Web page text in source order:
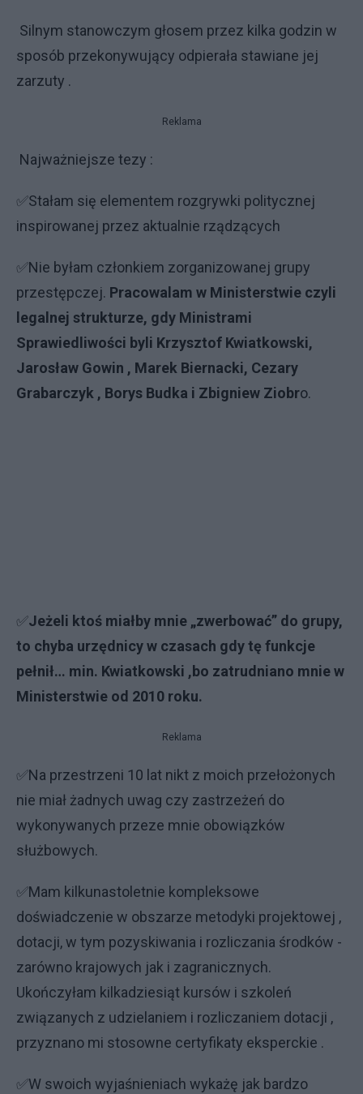
Silnym stanowczym głosem przez kilka godzin w
sposób przekonywujący odpierała stawiane jej
zarzuty .
Reklama
Najważniejsze tezy :
✅Stałam się elementem rozgrywki politycznej
inspirowanej przez aktualnie rządzących
✅Nie byłam członkiem zorganizowanej grupy
przestępczej. Pracowalam w Ministerstwie czyli
legalnej strukturze, gdy Ministrami
Sprawiedliwości byli Krzysztof Kwiatkowski,
Jarosław Gowin , Marek Biernacki, Cezary
Grabarczyk , Borys Budka i Zbigniew Ziobro.
✅Jeżeli ktoś miałby mnie „zwerbować” do grupy,
to chyba urzędnicy w czasach gdy tę funkcje
pełnił… min. Kwiatkowski ,bo zatrudniano mnie w
Ministerstwie od 2010 roku.
Reklama
✅Na przestrzeni 10 lat nikt z moich przełożonych
nie miał żadnych uwag czy zastrzeżeń do
wykonywanych przeze mnie obowiązków
służbowych.
✅Mam kilkunastoletnie kompleksowe
doświadczenie w obszarze metodyki projektowej ,
dotacji, w tym pozyskiwania i rozliczania środków -
zarówno krajowych jak i zagranicznych.
Ukończyłam kilkadziesiąt kursów i szkoleń
związanych z udzielaniem i rozliczaniem dotacji ,
przyznano mi stosowne certyfikaty eksperckie .
✅W swoich wyjaśnieniach wykażę jak bardzo